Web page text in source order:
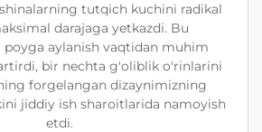
tutqich kuchini radikal
darajaga yetkazdi. Bu
poyga aylanish vaqtidan muhim
bir nechta g'oliblik o'rinlarini
forgelangan dizaynimizning
jiddiy ish sharoitlarida namoyish
etdi.